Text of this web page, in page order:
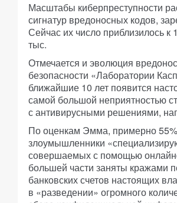
Масштабы киберпреступности
сигнатур вредоносных кодов,
Сейчас их число приблизилось к
тыс.
Отмечается и эволюция
безопасности «Лаборатории
ближайшие 10 лет появится
самой большой неприятностью
с антивирусными решениями,
По оценкам Эмма, примерно 55%
злоумышленники
совершаемых с помощью
большей части заняты кражами
банковских счетов настоящих
в «разведении» огромного